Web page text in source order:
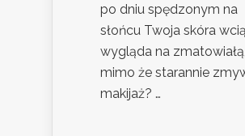
po dniu spędzonym na
słońcu Twoja skóra
wygląda na zmatowiałą,
mimo że starannie
makijaż? …